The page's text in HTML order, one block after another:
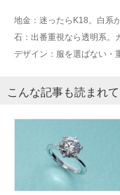
地金 ：迷ったらK18。白系
石 ：出番重視なら透明系
デザイン ：服を選ばない
こんな記事も読まれ